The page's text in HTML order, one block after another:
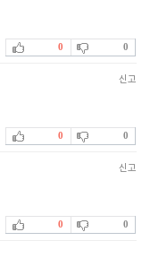
0 0
신고
0 0
신고
0 0